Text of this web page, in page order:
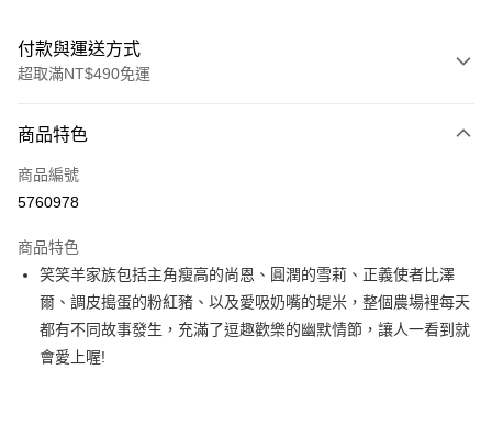
付款與運送方式
超取滿NT$490免運
信用卡一次付款
超商取貨付款
Apple Pay
街口支付
悠遊付
商品特色
商品編號
5760978
商品特色
笑笑羊家族包括主角瘦高的尚恩、圓潤的雪莉、正義使者比澤
爾、調皮搗蛋的粉紅豬、以及愛吸奶嘴的堤米，整個農場裡每天
都有不同故事發生，充滿了逗趣歡樂的幽默情節，讓人一看到就
會愛上喔!